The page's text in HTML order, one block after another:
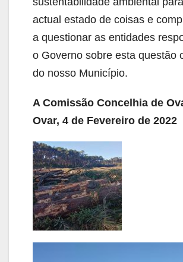
actual estado de coisas e
a questionar as entidades
o Governo sobre esta questão
do nosso Município.
A Comissão Concelhia de
Ovar, 4 de Fevereiro de 2022